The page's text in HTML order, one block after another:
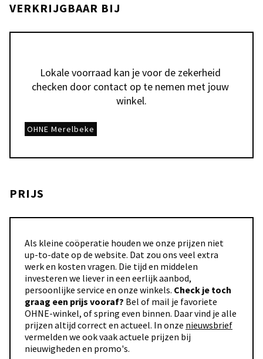
VERKRIJGBAAR BIJ
Lokale voorraad kan je voor de zekerheid
checken door contact op te nemen met jouw
winkel.
OHNE Merelbeke
PRIJS
Als kleine coöperatie houden we onze prijzen niet
up-to-date op de website. Dat zou ons veel extra
werk en kosten vragen. Die tijd en middelen
investeren we liever in een eerlijk aanbod,
persoonlijke service en onze winkels. Check je toch
graag een prijs vooraf? Bel of mail je favoriete
OHNE-winkel, of spring even binnen. Daar vind je alle
prijzen altijd correct en actueel. In onze nieuwsbrief
vermelden we ook vaak actuele prijzen bij
nieuwigheden en promo's.